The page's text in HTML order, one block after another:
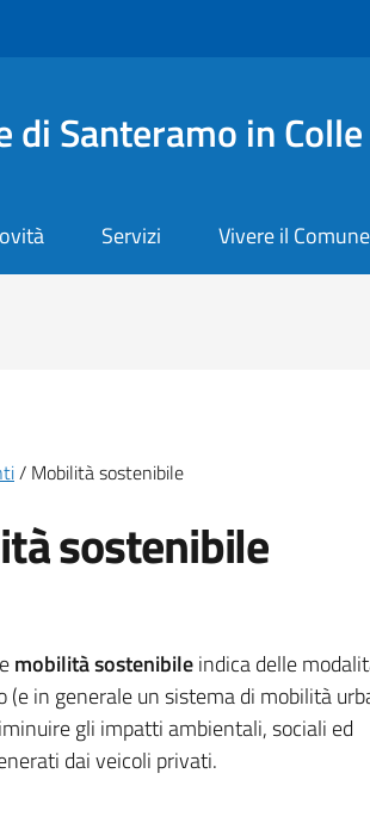
di Santeramo in Colle
Servizi Vivere il Comune
pane
Mobilità sostenibile
sostenibile
mobilità sostenibileindica delle
(e in generale un sistema di mobilità
gli impatti ambientali, sociali ed
dai veicoli privati.